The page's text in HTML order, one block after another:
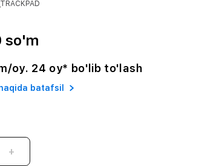
so'm
oy. 24 oy* bo'lib to'lash
batafsil
+